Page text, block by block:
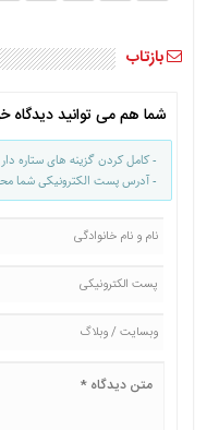
بازتاب
شما هم می توانید دیدگاه
- کامل کردن گزینه های ستاره
- آدرس پست الکترونیکی شما